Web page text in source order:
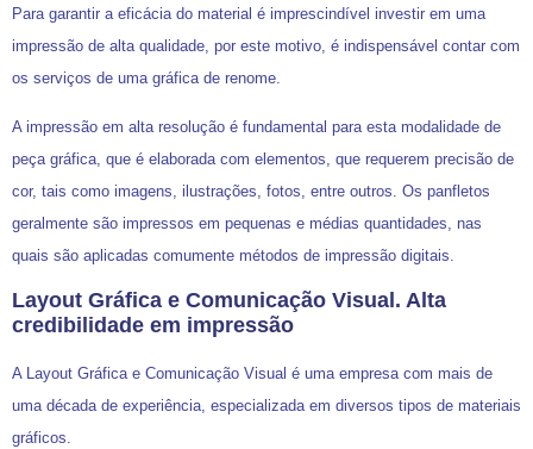
Para garantir a eficácia do material é imprescindível investir em uma
impressão de alta qualidade, por este motivo, é indispensável contar com
os serviços de uma gráfica de renome.
A impressão em alta resolução é fundamental para esta modalidade de
peça gráfica, que é elaborada com elementos, que requerem precisão de
cor, tais como imagens, ilustrações, fotos, entre outros. Os panfletos
geralmente são impressos em pequenas e médias quantidades, nas
quais são aplicadas comumente métodos de impressão digitais.
Layout Gráfica e Comunicação Visual. Alta
credibilidade em impressão
A Layout Gráfica e Comunicação Visual é uma empresa com mais de
uma década de experiência, especializada em diversos tipos de materiais
gráficos.